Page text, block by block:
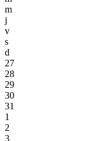
m
j
v
s
d
27
28
29
30
31
1
2
3